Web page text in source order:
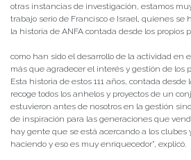
otras instancias de investigación, estamos
trabajo serio de Francisco e Israel, quienes se
la historia de ANFA contada desde los propios
como han sido el desarrollo de la actividad en
más que agradecer el interés y gestión de los
Esta historia de estos 111 años, contada
recoge todos los anhelos y proyectos de un
estuvieron antes de nosotros en la gestión
de inspiración para las generaciones que
hay gente que se está acercando a los clubes
haciendo y eso es muy enriquecedor”, explicó.